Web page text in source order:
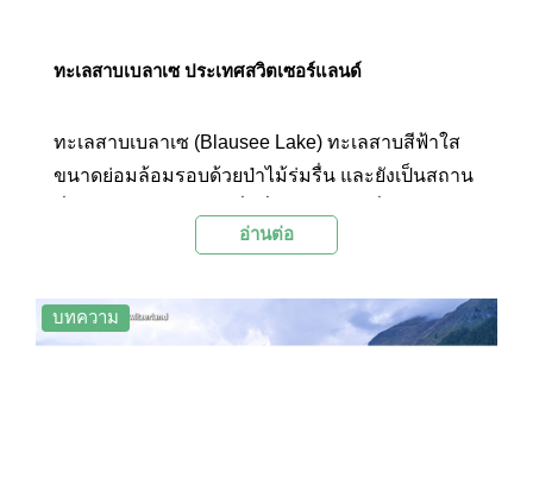
ทะเลสาบเบลาเซ ประเทศสวิตเซอร์แลนด์
ทะเลสาบเบลาเซ (Blausee Lake) ทะเลสาบสีฟ้าใส
ขนาดย่อมล้อมรอบด้วยป่าไม้ร่มรื่น และยังเป็นสถาน
อ่านต่อ
บทความ